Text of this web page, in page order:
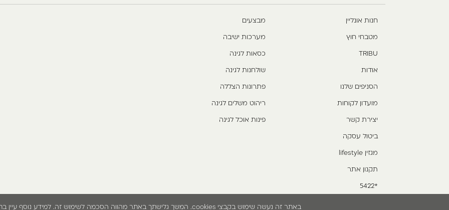
באתר זה נעשה שימוש בקבצי cookies. המשך גלישתך באתר מהווה הסכמה לשימוש זה. למידע נוסף עיין בתנאי השימוש
חנות אונליין
מטבחי חוץ
TRIBU
אודות
הסניפים שלנו
מועדון לקוחות
יצירת קשר
ביטול עסקה
מגזין lifestyle
תקנון אתר
*5422
מבצעים
מערכות ישיבה
כסאות לגינה
שולחנות לגינה
פתרונות הצללה
ריהוט משלים לגינה
פינות אוכל לגינה